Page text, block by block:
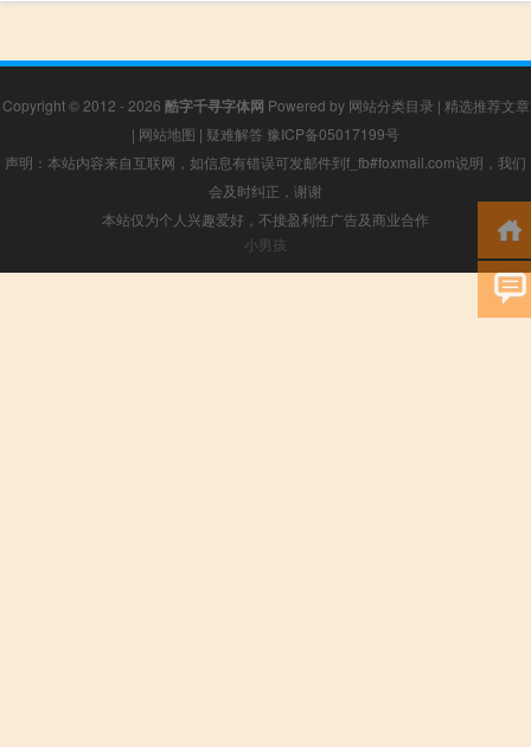
Copyright © 2012 - 2026 酷字千寻字体网 Powered by 网站分类目录 | 精选推荐文章
| 网站地图 | 疑难解答 豫ICP备05017199号
声明：本站内容来自互联网，如信息有错误可发邮件到f_fb#foxmail.com说明，我们
会及时纠正，谢谢
本站仅为个人兴趣爱好，不接盈利性广告及商业合作
小男孩